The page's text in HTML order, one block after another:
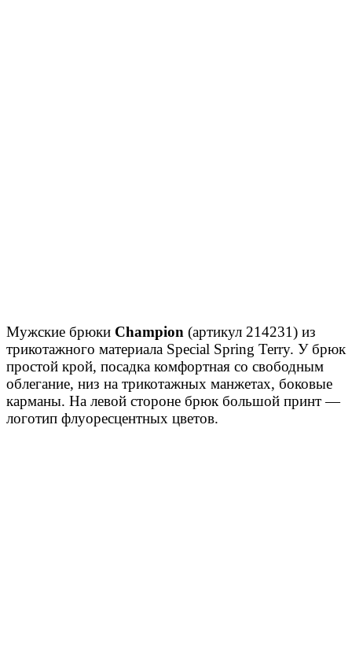
Мужские брюки Champion (артикул 214231) из
трикотажного материала Special Spring Terry. У брюк
простой крой, посадка комфортная со свободным
облегание, низ на трикотажных манжетах, боковые
карманы. На левой стороне брюк большой принт —
логотип флуоресцентных цветов.